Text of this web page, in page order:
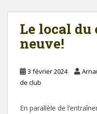
Le local
neuve!
3 février 2024
de club
En parallèle de